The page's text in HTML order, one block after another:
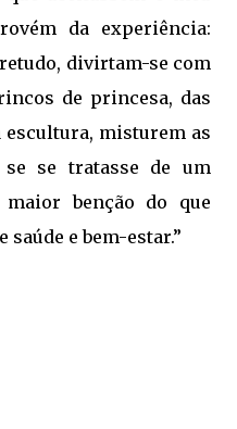
da experiência:
divirtam-se com
de princesa, das
escultura, misturem as
se tratasse de um
maior benção do que
e bem-estar.”